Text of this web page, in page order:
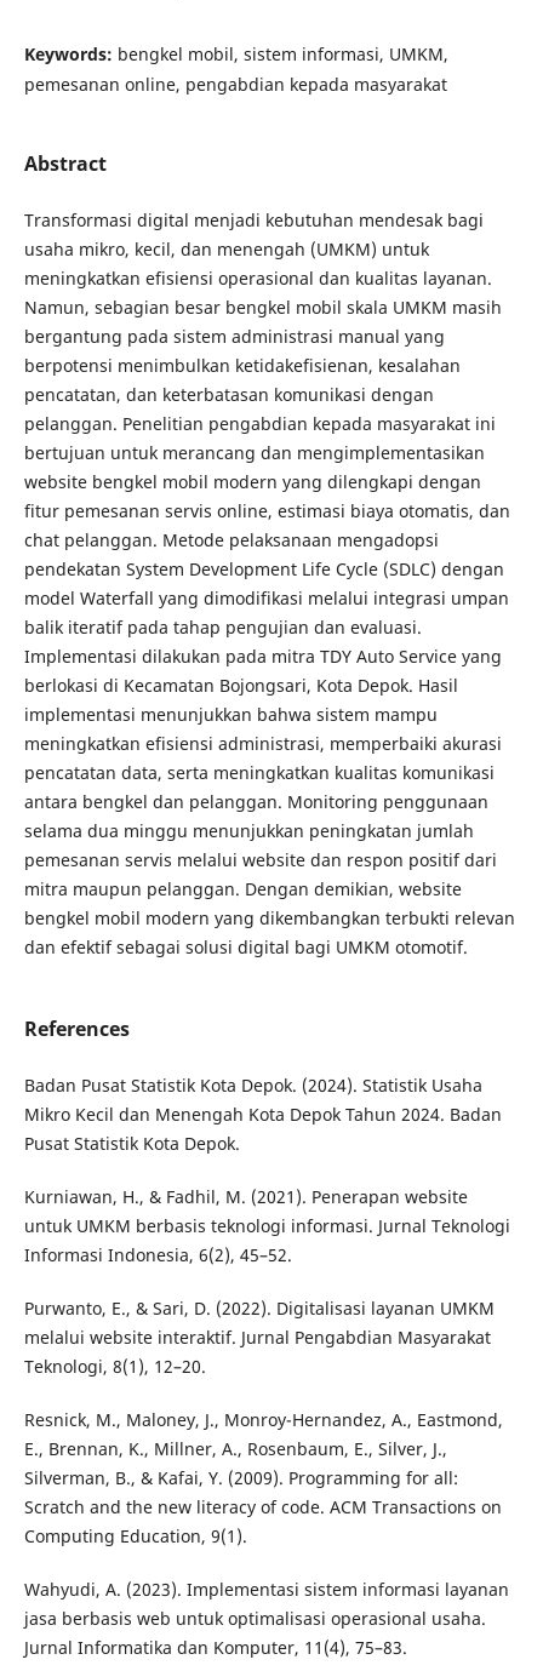
Keywords: bengkel mobil, sistem informasi, UMKM,
pemesanan online, pengabdian kepada masyarakat
Abstract
Transformasi digital menjadi kebutuhan mendesak bagi
usaha mikro, kecil, dan menengah (UMKM) untuk
meningkatkan efisiensi operasional dan kualitas layanan.
Namun, sebagian besar bengkel mobil skala UMKM masih
bergantung pada sistem administrasi manual yang
berpotensi menimbulkan ketidakefisienan, kesalahan
pencatatan, dan keterbatasan komunikasi dengan
pelanggan. Penelitian pengabdian kepada masyarakat ini
bertujuan untuk merancang dan mengimplementasikan
website bengkel mobil modern yang dilengkapi dengan
fitur pemesanan servis online, estimasi biaya otomatis, dan
chat pelanggan. Metode pelaksanaan mengadopsi
pendekatan System Development Life Cycle (SDLC) dengan
model Waterfall yang dimodifikasi melalui integrasi umpan
balik iteratif pada tahap pengujian dan evaluasi.
Implementasi dilakukan pada mitra TDY Auto Service yang
berlokasi di Kecamatan Bojongsari, Kota Depok. Hasil
implementasi menunjukkan bahwa sistem mampu
meningkatkan efisiensi administrasi, memperbaiki akurasi
pencatatan data, serta meningkatkan kualitas komunikasi
antara bengkel dan pelanggan. Monitoring penggunaan
selama dua minggu menunjukkan peningkatan jumlah
pemesanan servis melalui website dan respon positif dari
mitra maupun pelanggan. Dengan demikian, website
bengkel mobil modern yang dikembangkan terbukti relevan
dan efektif sebagai solusi digital bagi UMKM otomotif.
References
Badan Pusat Statistik Kota Depok. (2024). Statistik Usaha
Mikro Kecil dan Menengah Kota Depok Tahun 2024. Badan
Pusat Statistik Kota Depok.
Kurniawan, H., & Fadhil, M. (2021). Penerapan website
untuk UMKM berbasis teknologi informasi. Jurnal Teknologi
Informasi Indonesia, 6(2), 45–52.
Purwanto, E., & Sari, D. (2022). Digitalisasi layanan UMKM
melalui website interaktif. Jurnal Pengabdian Masyarakat
Teknologi, 8(1), 12–20.
Resnick, M., Maloney, J., Monroy-Hernandez, A., Eastmond,
E., Brennan, K., Millner, A., Rosenbaum, E., Silver, J.,
Silverman, B., & Kafai, Y. (2009). Programming for all:
Scratch and the new literacy of code. ACM Transactions on
Computing Education, 9(1).
Wahyudi, A. (2023). Implementasi sistem informasi layanan
jasa berbasis web untuk optimalisasi operasional usaha.
Jurnal Informatika dan Komputer, 11(4), 75–83.